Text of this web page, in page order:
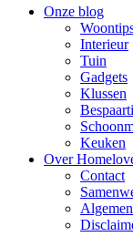
Onze blog
Interieur
Tuin
Gadgets
Klussen
Keuken
Over
Contact